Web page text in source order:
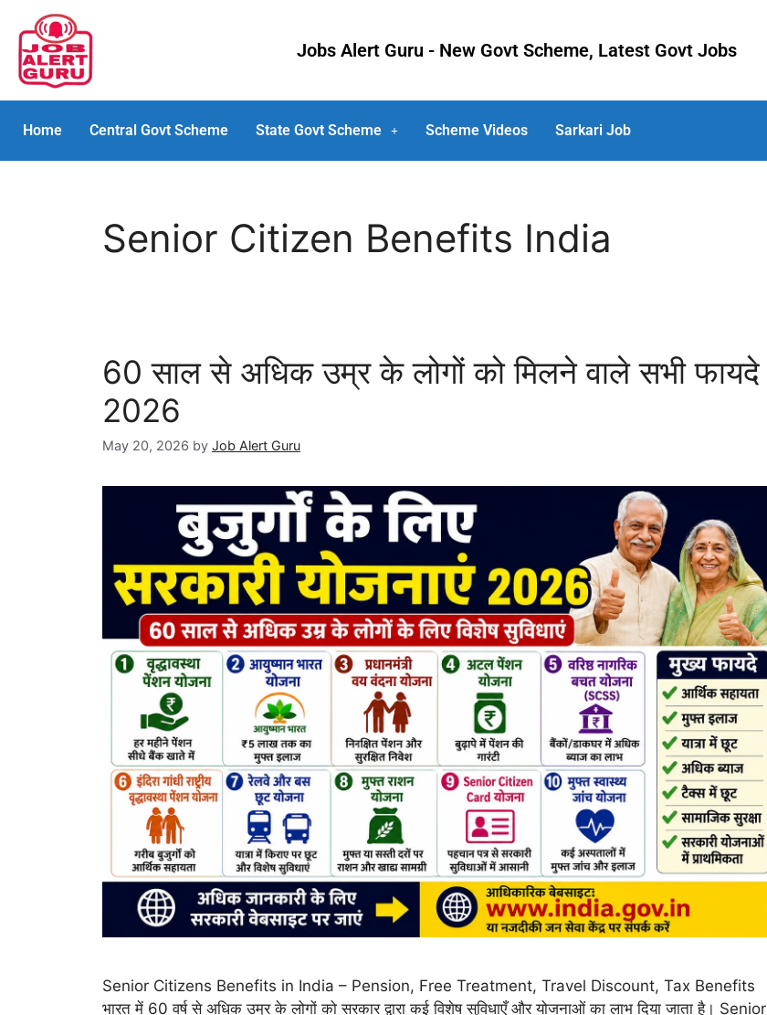
Jobs Alert Guru - New Govt Scheme, Latest Govt Jobs
Home Central Govt Scheme State Govt Scheme Scheme Videos Sarkari Job
Senior Citizen Benefits India
60 साल से अधिक उम्र के लोगों को मिलने वाले सभी फायदे
2026
May 20, 2026 by Job Alert Guru
Senior Citizens Benefits in India – Pension, Free Treatment, Travel Discount, Tax Benefits
भारत में 60 वर्ष से अधिक उम्र के लोगों को सरकार द्वारा कई विशेष सुविधाएँ और योजनाओं का लाभ दिया जाता है। Senior